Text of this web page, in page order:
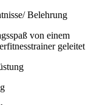
Belehrung
von einem
geleitet